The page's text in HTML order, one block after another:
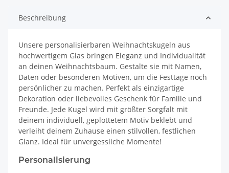
Beschreibung
Unsere personalisierbaren Weihnachtskugeln aus
hochwertigem Glas bringen Eleganz und Individualität
an deinen Weihnachtsbaum. Gestalte sie mit Namen,
Daten oder besonderen Motiven, um die Festtage noch
persönlicher zu machen. Perfekt als einzigartige
Dekoration oder liebevolles Geschenk für Familie und
Freunde. Jede Kugel wird mit größter Sorgfalt mit
deinem individuell, geplottetem Motiv beklebt und
verleiht deinem Zuhause einen stilvollen, festlichen
Glanz. Ideal für unvergessliche Momente!
Personalisierung